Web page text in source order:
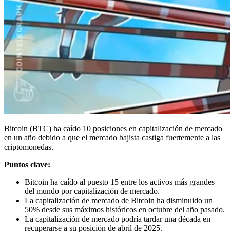
Bitcoin (BTC) ha caído 10 posiciones en capitalización de mercado
en un año debido a que el mercado bajista castiga fuertemente a las
criptomonedas.
Puntos clave:
Bitcoin ha caído al puesto 15 entre los activos más grandes
del mundo por capitalización de mercado.
La capitalización de mercado de Bitcoin ha disminuido un
50% desde sus máximos históricos en octubre del año pasado.
La capitalización de mercado podría tardar una década en
recuperarse a su posición de abril de 2025.